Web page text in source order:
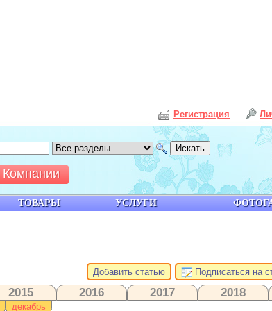
Добавить статью
Подписаться на
2015 2016 2017 2018
декабрь
ТОВАРЫ УСЛУГИ
Компании
Регистрация